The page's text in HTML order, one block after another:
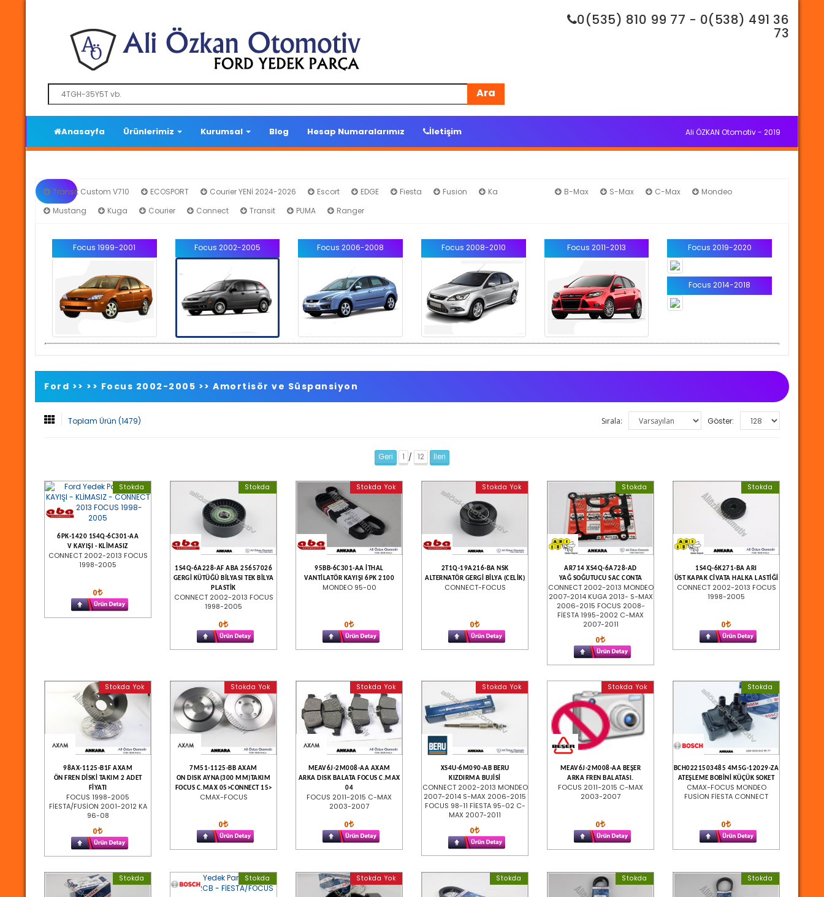
0(535) 810 99 77 - 0(538) 491 36
73
Ara
Anasayfa Ürünlerimiz Kurumsal Blog Hesap Numaralarımız İletişim Ali ÖZKAN Otomotiv - 2019
Transit Custom V710 ECOSPORT Courier YENİ 2024-2026 Escort EDGE Fiesta Fusion Ka B-Max S-Max C-Max
Mondeo
Mustang
Kuga Courier Connect Transit PUMA Ranger
Focus 1999-2001 Focus 2002-2005 Focus 2006-2008 Focus 2008-2010 Focus 2011-2013 Focus 2019-2020
Focus 2014-2018
Ford >> >> Focus 2002-2005 >> Amortisör ve Süspansiyon
Toplam Ürün (1479) Göster:
Sırala:
Geri 1 / 12 İleri
Stokda
6PK-1420 1S4Q-6C301-AA
V KAYIŞI - KLİMASIZ
CONNECT 2002-2013 FOCUS
1998-2005
0
Stokda
1S4Q-6A228-AF ABA 25657026
GERGİ KÜTÜĞÜ BİLYASI TEK BİLYA
PLASTİK
CONNECT 2002-2013 FOCUS
1998-2005
0
Stokda Yok
95BB-6C301-AA İTHAL
VANTİLATÖR KAYIŞI 6PK 2100
MONDEO 95-00
0
Stokda Yok
2T1Q-19A216-BA NSK
ALTERNATÖR GERGİ BİLYA (CELİK)
CONNECT-FOCUS
0
Stokda
AR714 XS4Q-6A728-AD
YAĞ SOĞUTUCU SAC CONTA
CONNECT 2002-2013 MONDEO
2007-2014 KUGA 2013- S-MAX
2006-2015 FOCUS 2008-
FİESTA 1995-2002 C-MAX
2007-2011
0
Stokda
1S4Q-6K271-BA ARI
ÜST KAPAK CİVATA HALKA LASTİĞİ
CONNECT 2002-2013 FOCUS
1998-2005
0
Stokda Yok
98AX-1125-B1F AXAM
ÖN FREN DİSKİ TAKIM 2 ADET
FİYATI
FOCUS 1998-2005
FİESTA/FUSİON 2001-2012 KA
96-08
0
Stokda Yok
7M51-1125-BB AXAM
ON DISK AYNA(300 MM)TAKIM
FOCUS C.MAX 05>CONNECT 15>
CMAX-FOCUS
0
Stokda Yok
MEAV6J-2M008-AA AXAM
ARKA DISK BALATA FOCUS C.MAX
04
FOCUS 2011-2015 C-MAX
2003-2007
0
Stokda Yok
XS4U-6M090-AB BERU
KIZDIRMA BUJİSİ
CONNECT 2002-2013 MONDEO
2007-2014 S-MAX 2006-2015
FOCUS 98-11 FİESTA 95-02 C-
MAX 2007-2011
0
Stokda Yok
MEAV6J-2M008-AA BEŞER
ARKA FREN BALATASI.
FOCUS 2011-2015 C-MAX
2003-2007
0
Stokda
BCH0221503485 4M5G-12029-ZA
ATEŞLEME BOBİNİ KÜÇÜK SOKET
CMAX-FOCUS MONDEO
FUSİON FİESTA CONNECT
0
Stokda Stokda Stokda Yok Stokda Stokda Stokda